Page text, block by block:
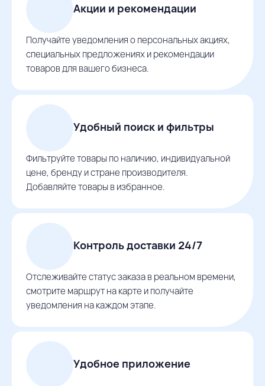
Акции и рекомендации
Получайте уведомления о персональных акциях,
специальных предложениях и рекомендации
товаров для вашего бизнеса.
Удобный поиск и фильтры
Фильтруйте товары по наличию, индивидуальной
цене, бренду и стране производителя.
Добавляйте товары в избранное.
Контроль доставки 24/7
Отслеживайте статус заказа в реальном времени,
смотрите маршрут на карте и получайте
уведомления на каждом этапе.
Удобное приложение